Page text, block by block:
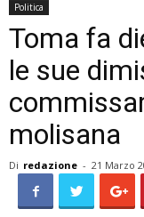
Politica
Toma fa
le sue
molisana
Di redazione - 21 Marzo